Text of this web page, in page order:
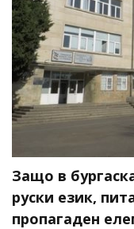
Защо в
руски език,
пропагаден